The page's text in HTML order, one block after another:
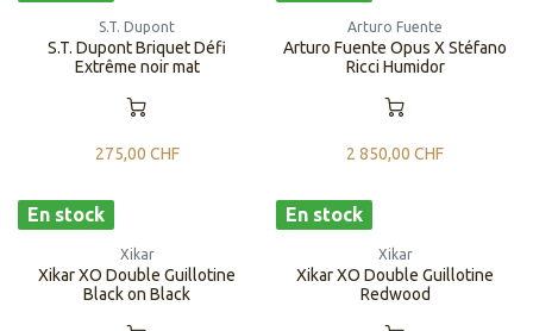
S.T. Dupont
S.T. Dupont Briquet Défi
Extrême noir mat
275,00 CHF
Arturo Fuente
Arturo Fuente Opus X Stéfano
Ricci Humidor
2 850,00 CHF
En stock
Xikar
Xikar XO Double Guillotine
Black on Black
En stock
Xikar
Xikar XO Double Guillotine
Redwood